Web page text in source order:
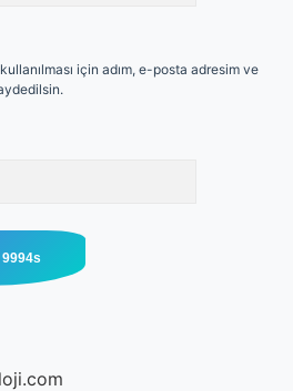
için adım, e-posta adresim ve